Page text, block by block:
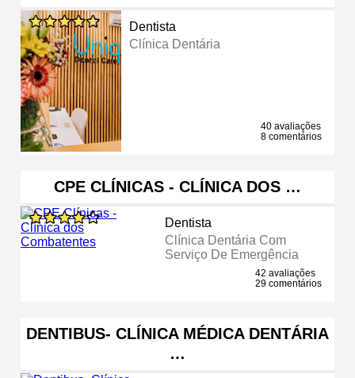
Dentista
Clínica Dentária
40 avaliações
8 comentários
CPE CLÍNICAS - CLÍNICA DOS …
Dentista
Clínica Dentária Com
Serviço De Emergência
42 avaliações
29 comentários
DENTIBUS- CLÍNICA MÉDICA DENTÁRIA
…